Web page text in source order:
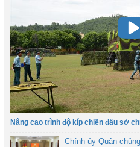
Nâng cao trình độ kíp chiến đấu sở
Chính ủy Quân